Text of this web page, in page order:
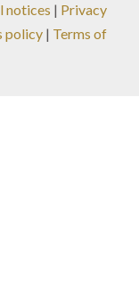
notices | Privacy
policy | Terms of